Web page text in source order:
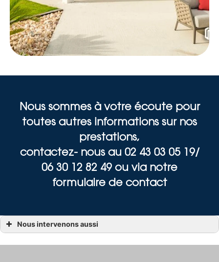
Nous sommes à votre écoute pour
toutes autres informations sur nos
prestations,
contactez- nous au 02 43 03 05 19/
06 30 12 82 49 ou via notre
formulaire de contact
Nous intervenons aussi